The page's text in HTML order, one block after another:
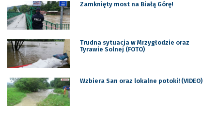
Zamknięty most na Białą Górę!
Trudna sytuacja w Mrzygłodzie oraz
Tyrawie Solnej (FOTO)
Wzbiera San oraz lokalne potoki! (VIDEO)